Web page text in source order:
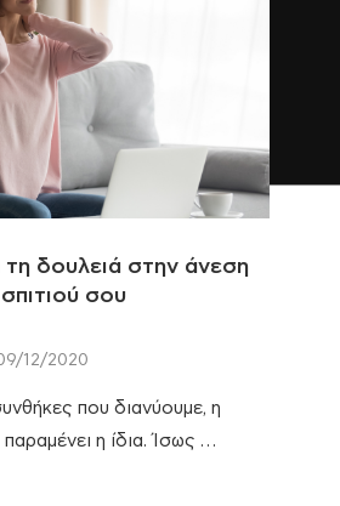
δουλειά στην άνεση
σου
12/2020
που διανύουμε, η
η ίδια. Ίσως …